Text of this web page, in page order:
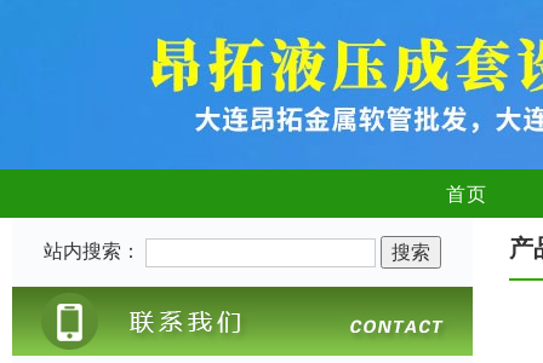
首页
站内搜索： 产